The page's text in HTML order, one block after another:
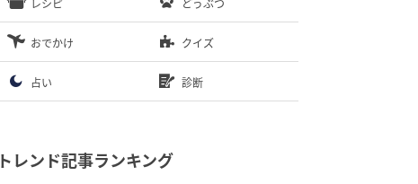
レシピ どうぶつ
おでかけ クイズ
占い 診断
トレンド記事ランキング